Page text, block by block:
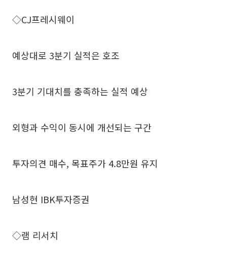
◇CJ프레시웨이
예상대로 3분기 실적은 호조
3분기 기대치를 충족하는 실적 예상
외형과 수익이 동시에 개선되는 구간
투자의견 매수, 목표주가 4.8만원 유지
남성현 IBK투자증권
◇램 리서치